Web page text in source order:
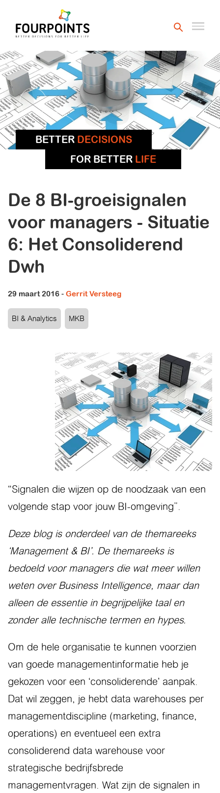
BETTER DECISIONS
FOR BETTER LIFE
De 8 BI-groeisignalen
voor managers - Situatie
6: Het Consoliderend
Dwh
29 maart 2016 - Gerrit Versteeg
BI & Analytics MKB
“Signalen die wijzen op de noodzaak van een
volgende stap voor jouw BI-omgeving”.
Deze blog is onderdeel van de themareeks
‘Management & BI’. De themareeks is
bedoeld voor managers die wat meer willen
weten over Business Intelligence, maar dan
alleen de essentie in begrijpelijke taal en
zonder alle technische termen en hypes.
Om de hele organisatie te kunnen voorzien
van goede managementinformatie heb je
gekozen voor een ‘consoliderende’ aanpak.
Dat wil zeggen, je hebt data warehouses per
managementdiscipline (marketing, finance,
operations) en eventueel een extra
consoliderend data warehouse voor
strategische bedrijfsbrede
managementvragen. Wat zijn de signalen in